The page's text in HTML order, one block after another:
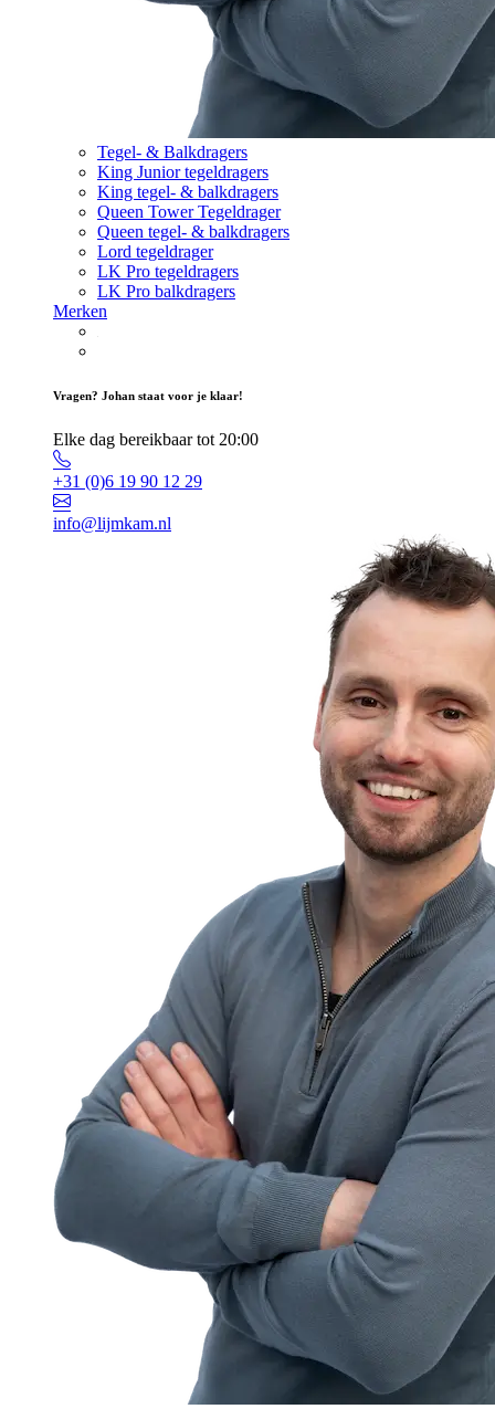
Tegel- & Balkdragers
King Junior tegeldragers
King tegel- & balkdragers
Queen Tower Tegeldrager
Queen tegel- & balkdragers
Lord tegeldrager
LK Pro tegeldragers
LK Pro balkdragers
Merken
Vragen? Johan staat voor je klaar!
Elke dag bereikbaar tot 20:00
+31 (0)6 19 90 12 29
info@lijmkam.nl